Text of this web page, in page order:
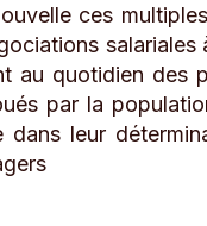
ces
salariales
au quotidien des
par la
dans leur